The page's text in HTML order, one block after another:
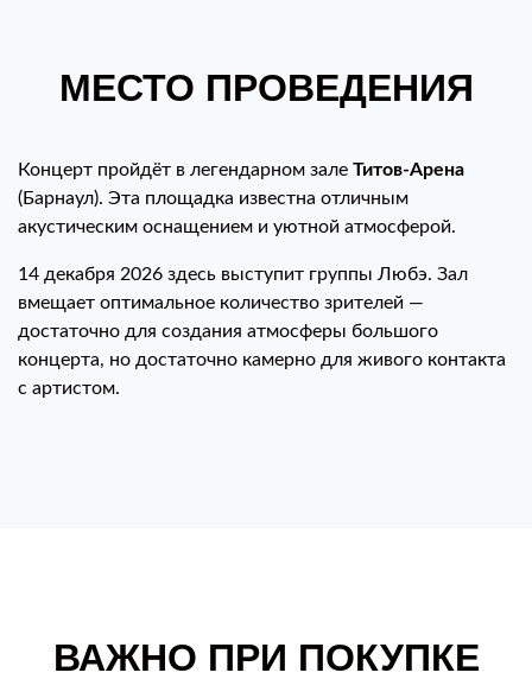
МЕСТО ПРОВЕДЕНИЯ
Концерт пройдёт в легендарном зале Титов-Арена
(Барнаул). Эта площадка известна отличным
акустическим оснащением и уютной атмосферой.
14 декабря 2026 здесь выступит группы Любэ. Зал
вмещает оптимальное количество зрителей —
достаточно для создания атмосферы большого
концерта, но достаточно камерно для живого контакта
с артистом.
ВАЖНО ПРИ ПОКУПКЕ